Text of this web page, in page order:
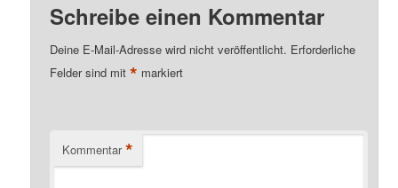
Schreibe einen Kommentar
Deine E-Mail-Adresse wird nicht veröffentlicht. Erforderliche
Felder sind mit* markiert
Kommentar *